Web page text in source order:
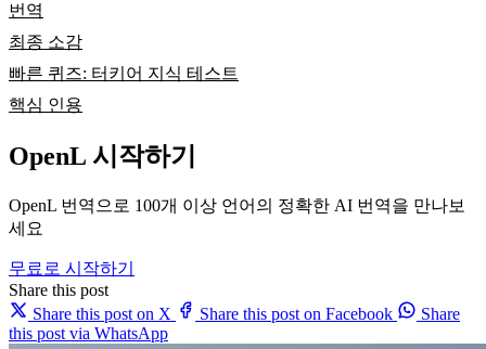
번역
최종 소감
빠른 퀴즈: 터키어 지식 테스트
핵심 인용
OpenL 시작하기
OpenL 번역으로 100개 이상 언어의 정확한 AI 번역을 만나보
세요
무료로 시작하기
Share this post
Share this post on X
Share this post on Facebook
Share
this post via WhatsApp